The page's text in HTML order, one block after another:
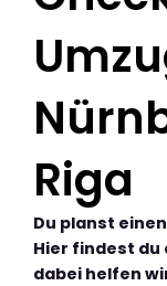
Riga
Du planst
Hier findest du
dabei helfen